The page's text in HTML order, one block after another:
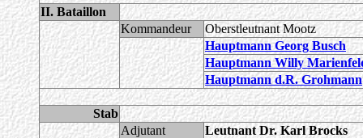
II. Bataillon
Kommandeur
Oberstleutnant Mootz
Hauptmann Georg Busch
Hauptmann Willy
Hauptmann d.R. Grohmann
Stab
Adjutant
Leutnant Dr. Karl Brocks